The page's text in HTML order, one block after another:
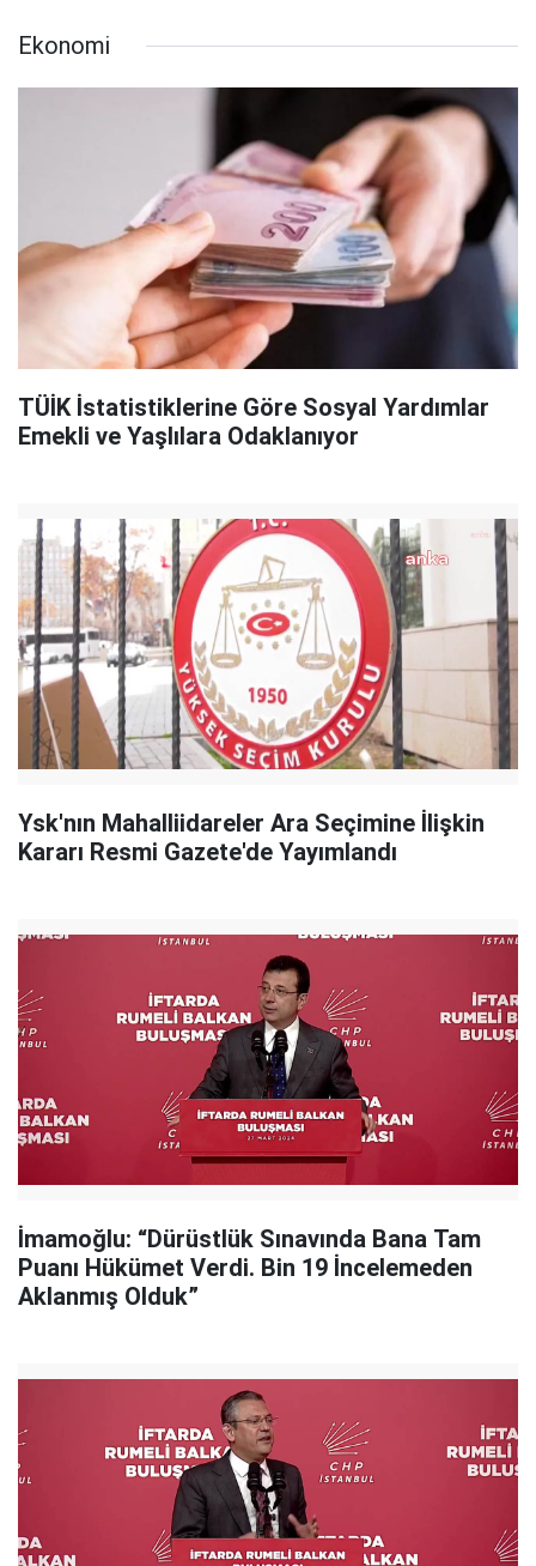
Ekonomi
TÜİK İstatistiklerine Göre Sosyal Yardımlar
Emekli ve Yaşlılara Odaklanıyor
Ysk'nın Mahalliidareler Ara Seçimine İlişkin
Kararı Resmi Gazete'de Yayımlandı
İmamoğlu: “Dürüstlük Sınavında Bana Tam
Puanı Hükümet Verdi. Bin 19 İncelemeden
Aklanmış Olduk”